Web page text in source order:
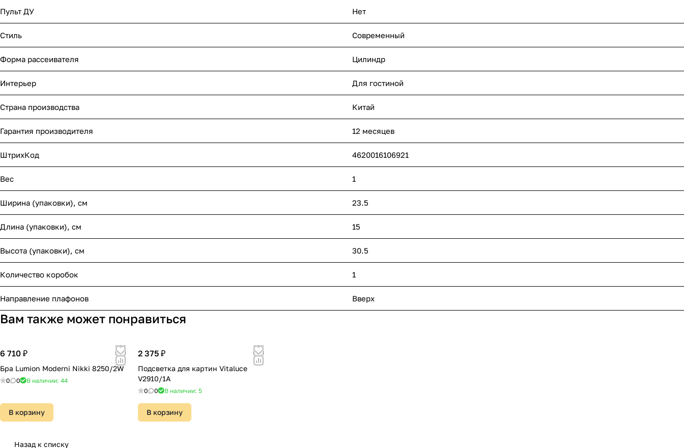
Пульт ДУ Нет
Стиль Современный
Форма рассеивателя Цилиндр
Интерьер Для гостиной
Страна производства Китай
Гарантия производителя 12 месяцев
ШтрихКод 4620016106921
Вес 1
Ширина (упаковки), см 23.5
Длина (упаковки), см 15
Высота (упаковки), см 30.5
Количество коробок 1
Направление плафонов Вверх
Вам также может понравиться
6 710 ₽
Бра Lumion Moderni Nikki 8250/2W
0 0 В наличии: 44
В корзину
2 375 ₽
Подсветка для картин Vitaluce
V2910/1A
0 0 В наличии: 5
В корзину
Назад к списку